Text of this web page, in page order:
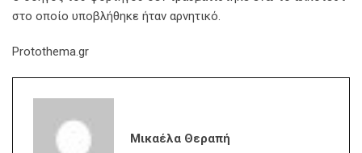
στο οποίο υποβλήθηκε ήταν αρνητικό.
Protothema.gr
Μικαέλα Θεραπή